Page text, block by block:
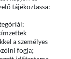
tájékoztassa:
a személyes
fogja;